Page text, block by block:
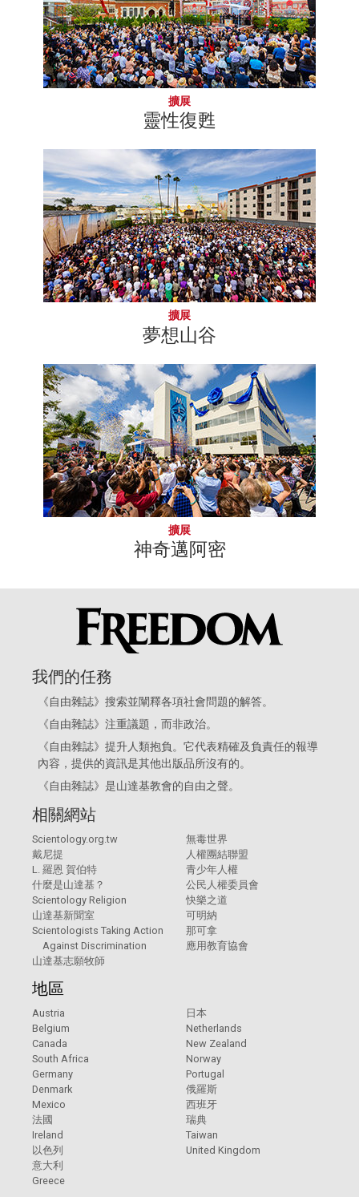
擴展
靈性復甦
擴展
夢想山谷
擴展
神奇邁阿密
我們的任務
《自由雜誌》搜索並闡釋各項社會問題的解答。
《自由雜誌》注重議題，而非政治。
《自由雜誌》提升人類抱負。它代表精確及負責任的報導
內容，提供的資訊是其他出版品所沒有的。
《自由雜誌》是山達基教會的自由之聲。
相關網站
Scientology.org.tw
戴尼提
L. 羅恩 賀伯特
什麼是山達基？
Scientology Religion
山達基新聞室
Scientologists Taking Action
Against Discrimination
山達基志願牧師
無毒世界
人權團結聯盟
青少年人權
公民人權委員會
快樂之道
可明納
那可拿
應用教育協會
地區
Austria
Belgium
Canada
South Africa
Germany
Denmark
Mexico
法國
Ireland
以色列
意大利
Greece
日本
Netherlands
New Zealand
Norway
Portugal
俄羅斯
西班牙
瑞典
Taiwan
United Kingdom